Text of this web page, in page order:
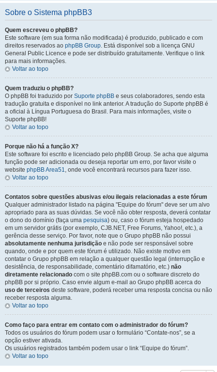
Sobre o Sistema phpBB3
Quem escreveu o phpBB?
Este software (em sua forma não modificada) é produzido, publicado e com
direitos reservados ao phpBB Group. Está disponível sob a licença GNU
General Public Licence e pode ser distribuído gratuitamente. Verifique o link
para mais informações.
Voltar ao topo
Quem traduziu o phpBB?
O phpBB foi traduzido por Suporte phpBB e seus colaboradores, sendo esta
tradução gratuita e disponível no link anterior. A tradução do Suporte phpBB é
a oficial à Língua Portuguesa do Brasil. Para mais informações, visite o
Suporte phpBB!
Voltar ao topo
Porque não há a função X?
Este software foi escrito e licenciado pelo phpBB Group. Se acha que alguma
função pode ser adicionada ou deseja reportar um erro, por favor visite o
website phpBB Area51, onde você encontrará recursos para fazer isso.
Voltar ao topo
Contatos sobre questões abusivas e/ou ilegais relacionadas a este fórum
Qualquer administrador listado na página "Equipe do fórum" deve ser um alvo
apropriado para as suas dúvidas. Se você não obter resposta, deverá contatar
o dono do domínio (faça uma pesquisa) ou, caso o fórum esteja hospedado
em um servidor grátis (por exemplo, CJB.NET, Free Forums, Yahoo!, etc.), a
gerência desse serviço. Por favor, note que o Grupo phpBB não possui
absolutamente nenhuma jurisdição e não pode ser responsável sobre
quando, onde e por quem este fórum é utilizado. Não existe motivo em
contatar o Grupo phpBB em relação a qualquer questão legal (interrupção e
desistência, de responsabilidade, comentário difamatório, etc.) não
diretamente relacionado com o site phpBB.com ou o software discreto do
phpBB por si próprio. Caso envie algum e-mail ao Grupo phpBB acerca do
uso de terceiros deste software, poderá receber uma resposta concisa ou não
receber resposta alguma.
Voltar ao topo
Como faço para entrar em contato com o administrador do fórum?
Todos os usuários do fórum podem usar o formulário “Contate-nos”, se a
opção estiver ativada.
Os usuários registrados também podem usar o link “Equipe do fórum”.
Voltar ao topo